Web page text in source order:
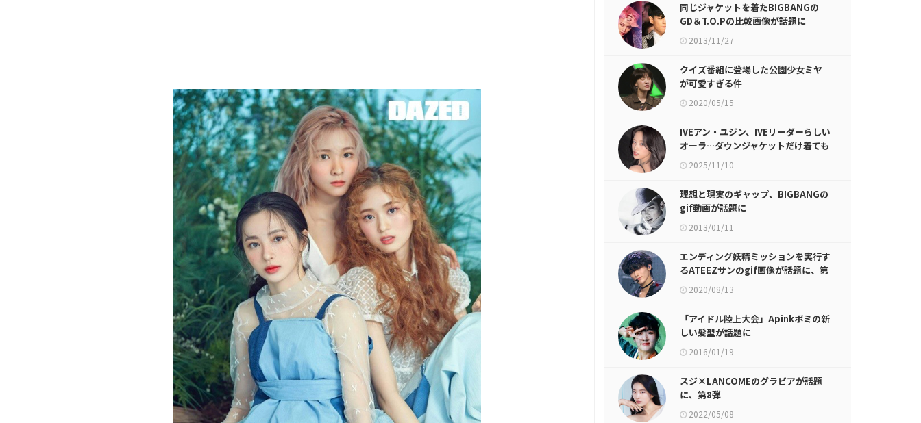
同じジャケットを着たBIGBANGの
GD＆T.O.Pの比較画像が話題に
2013/11/27
クイズ番組に登場した公園少女ミヤ
が可愛すぎる件
2020/05/15
IVEアン・ユジン、IVEリーダーらしい
オーラ…ダウンジャケットだけ着ても
ヒップホップなビジュアル
2025/11/10
理想と現実のギャップ、BIGBANGの
gif動画が話題に
2013/01/11
エンディング妖精ミッションを実行す
るATEEZサンのgif画像が話題に、第
2弾2020/08/13
「アイドル陸上大会」Apinkボミの新
しい髪型が話題に
2016/01/19
スジ×LANCOMEのグラビアが話題
に、第8弾
2022/05/08